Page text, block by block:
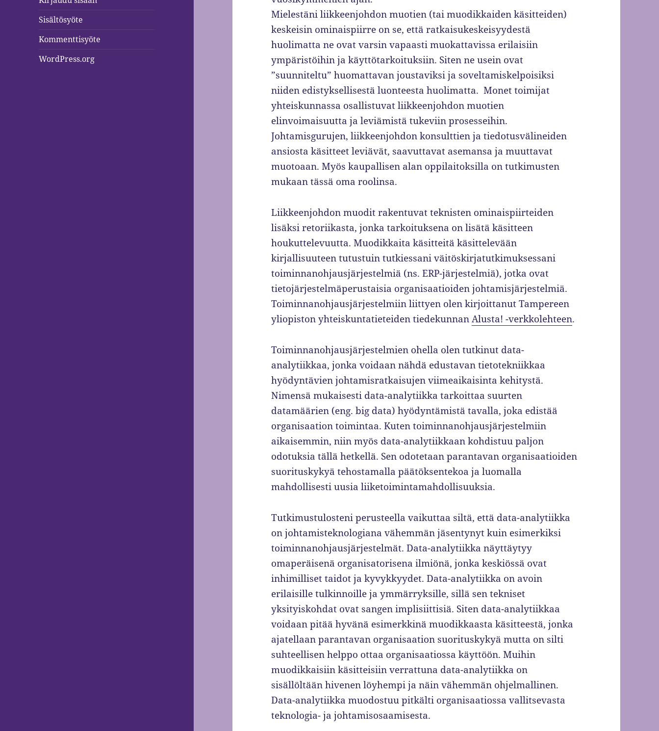
Sisältösyöte
Kommenttisyöte
WordPress.org
Mielestäni liikkeenjohdon muotien (tai muodikkaiden käsitteiden)
keskeisin ominaispiirre on se, että ratkaisukeskeisyydestä
huolimatta ne ovat varsin vapaasti muokattavissa erilaisiin
ympäristöihin ja käyttötarkoituksiin. Siten ne usein ovat
”suunniteltu” huomattavan joustaviksi ja soveltamiskelpoisiksi
niiden edistyksellisestä luonteesta huolimatta. Monet toimijat
yhteiskunnassa osallistuvat liikkeenjohdon muotien
elinvoimaisuutta ja leviämistä tukeviin prosesseihin.
Johtamisgurujen, liikkeenjohdon konsulttien ja tiedotusvälineiden
ansiosta käsitteet leviävät, saavuttavat asemansa ja muuttavat
muotoaan. Myös kaupallisen alan oppilaitoksilla on tutkimusten
mukaan tässä oma roolinsa.
Liikkeenjohdon muodit rakentuvat teknisten ominaispiirteiden
lisäksi retoriikasta, jonka tarkoituksena on lisätä käsitteen
houkuttelevuutta. Muodikkaita käsitteitä käsittelevään
kirjallisuuteen tutustuin tutkiessani väitöskirjatutkimuksessani
toiminnanohjausjärjestelmiä (ns. ERP-järjestelmiä), jotka ovat
tietojärjestelmäperustaisia organisaatioiden johtamisjärjestelmiä.
Toiminnanohjausjärjestelmiin liittyen olen kirjoittanut Tampereen
yliopiston yhteiskuntatieteiden tiedekunnanAlusta! -verkkolehteen.
Toiminnanohjausjärjestelmien ohella olen tutkinut data-
analytiikkaa, jonka voidaan nähdä edustavan tietotekniikkaa
hyödyntävien johtamisratkaisujen viimeaikaisinta kehitystä.
Nimensä mukaisesti data-analytiikka tarkoittaa suurten
datamäärien (eng. big data) hyödyntämistä tavalla, joka edistää
organisaation toimintaa. Kuten toiminnanohjausjärjestelmiin
aikaisemmin, niin myös data-analytiikkaan kohdistuu paljon
odotuksia tällä hetkellä. Sen odotetaan parantavan organisaatioiden
suorituskykyä tehostamalla päätöksentekoa ja luomalla
mahdollisesti uusia liiketoimintamahdollisuuksia.
Tutkimustulosteni perusteella vaikuttaa siltä, että data-analytiikka
on johtamisteknologiana vähemmän jäsentynyt kuin esimerkiksi
toiminnanohjausjärjestelmät. Data-analytiikka näyttäytyy
omaperäisenä organisatorisena ilmiönä, jonka keskiössä ovat
inhimilliset taidot ja kyvykkyydet. Data-analytiikka on avoin
erilaisille tulkinnoille ja ymmärryksille, sillä sen tekniset
yksityiskohdat ovat sangen implisiittisiä. Siten data-analytiikkaa
voidaan pitää hyvänä esimerkkinä muodikkaasta käsitteestä, jonka
ajatellaan parantavan organisaation suorituskykyä mutta on silti
suhteellisen helppo ottaa organisaatiossa käyttöön. Muihin
muodikkaisiin käsitteisiin verrattuna data-analytiikka on
sisällöltään hivenen löyhempi ja näin vähemmän ohjelmallinen.
Data-analytiikka muodostuu pitkälti organisaatiossa vallitsevasta
teknologia- ja johtamisosaamisesta.